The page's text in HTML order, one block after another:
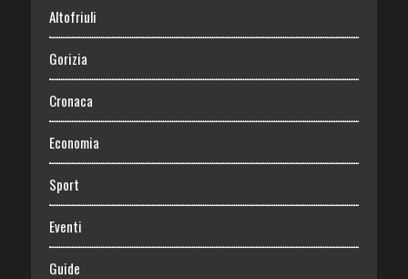
Altofriuli
Gorizia
Cronaca
Economia
Sport
Eventi
Guide